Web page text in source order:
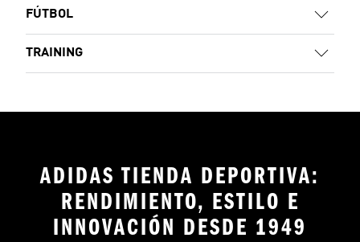
FÚTBOL
TRAINING
ADIDAS TIENDA DEPORTIVA:
RENDIMIENTO, ESTILO E
INNOVACIÓN DESDE 1949